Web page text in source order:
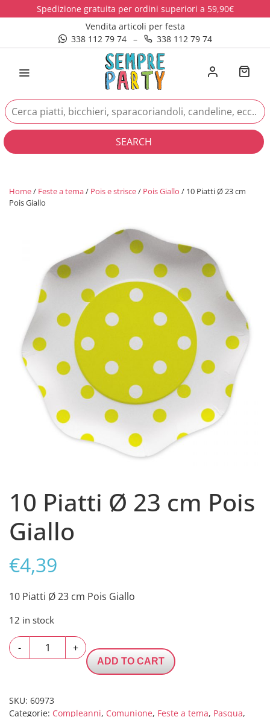
Spedizione gratuita per ordini superiori a 59,90€
Vendita articoli per festa
338 112 79 74
– 338 112 79 74
SEARCH
Home/ Feste a tema/ Pois e strisce/ Pois Giallo / 10 Piatti Ø 23 cm
Pois Giallo
10 Piatti Ø 23 cm Pois
Giallo
€4,39
10 Piatti Ø 23 cm Pois Giallo
12 in stock
-
Piatti
cm
+
ADD TO CART
SKU: 60973
Categorie: Compleanni, Comunione, Feste a tema, Pasqua,